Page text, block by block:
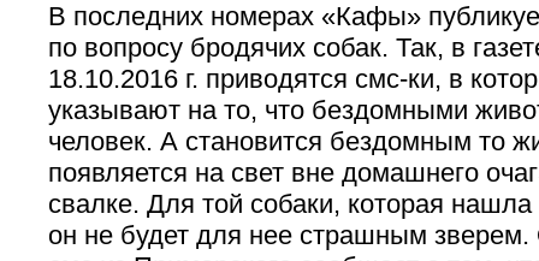
В последних номерах «Кафы»
по вопросу бродячих собак. Так, в
18.10.2016 г. приводятся смс-ки, в
указывают на то, что бездомными
человек. А становится бездомным то
появляется на свет вне домашнего
свалке. Для той собаки, которая
он не будет для нее страшным зверем.